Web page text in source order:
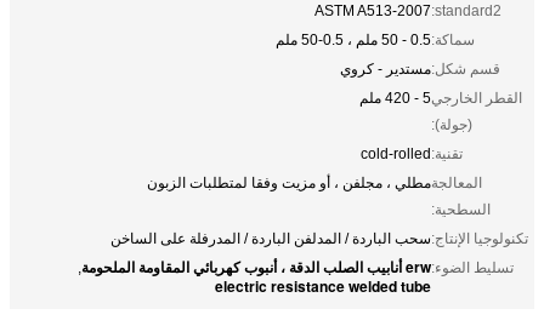
standard2:
ASTM A513-2007
سماكة:0.5 - 50 ملم ، 0.5-50 ملم
قسم شكل:مستدير - كروي
القطر الخارجي
(جولة):
5 - 420 ملم
تقنية:cold-rolled
المعالجة
السطحية:
مطلي ، مجلفن ، أو مزيت وفقا لمتطلبات الزبون
تكنولوجيا الإنتاج:سحب الباردة / المدلفن الباردة / المدرفلة على الساخن
تسليط الضوء:erw أنابيب الصلب الدقة ، أنبوب كهربائي المقاومة الملحومة ,
electric resistance welded tube